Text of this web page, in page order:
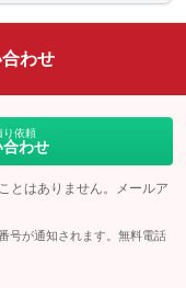
わせ
り依頼
わせ
とはありません。メールア
号が通知されます。無料電話